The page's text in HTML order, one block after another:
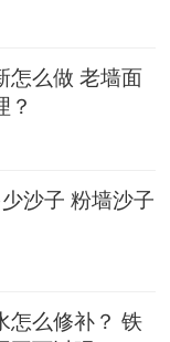
怎么做 老墙面
？
沙子 粉墙沙子
怎么修补？ 铁